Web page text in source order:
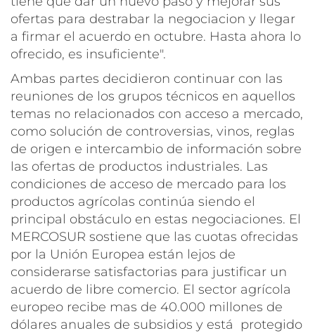
ofertas para destrabar la negociacion y llegar
a firmar el acuerdo en octubre. Hasta ahora lo
ofrecido, es insuficiente".
Ambas partes decidieron continuar con las
reuniones de los grupos técnicos en aquellos
temas no relacionados con acceso a mercado,
como solución de controversias, vinos, reglas
de origen e intercambio de información sobre
las ofertas de productos industriales. Las
condiciones de acceso de mercado para los
productos agrícolas continúa siendo el
principal obstáculo en estas negociaciones. El
MERCOSUR sostiene que las cuotas ofrecidas
por la Unión Europea están lejos de
considerarse satisfactorias para justificar un
acuerdo de libre comercio. El sector agrícola
europeo recibe mas de 40.000 millones de
dólares anuales de subsidios y está protegido